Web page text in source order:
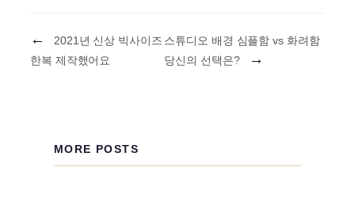
←
2021년 신상 빅사이즈
한복 제작했어요
스튜디오 배경 심플함 vs 화려함
당신의 선택은?
→
MORE POSTS